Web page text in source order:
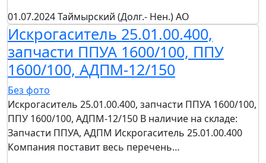
01.07.2024Таймырский (Долг.- Нен.) АО
Искрогаситель 25.01.00.400,
запчасти ППУА 1600/100, ППУ
1600/100, АДПМ-12/150
Без фото
Искрогаситель 25.01.00.400, запчасти ППУА 1600/100,
ППУ 1600/100, АДПМ-12/150 В наличие на складе:
Запчасти ППУА, АДПМ Искрогаситель 25.01.00.400
Компания поставит весь перечень…